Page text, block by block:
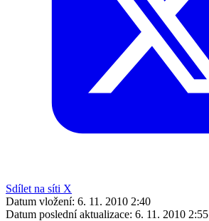
Sdílet na síti X
Datum vložení: 6. 11. 2010 2:40
Datum poslední aktualizace: 6. 11. 2010 2:55